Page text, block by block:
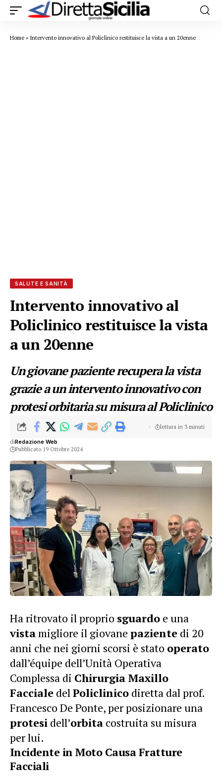
Home » Intervento innovativo al Policlinico restituisce la vista a un 20enne
SALUTE E SANITÀ
Intervento innovativo al
Policlinico restituisce la vista
a un 20enne
Un giovane paziente recupera la vista
grazie a un intervento innovativo con
protesi orbitaria su misura al Policlinico
diRedazione Web
Pubblicato 19 Ottobre 2024
lettura in 3 minuti
Ha ritrovato il proprio sguardo e una
vistamigliore il giovane paziente di 20
anni che nei giorni scorsi è stato operato
dall’équipe dell’Unità Operativa
Complessa di Chirurgia Maxillo
Facciale delPoliclinico diretta dal prof.
Francesco De Ponte, per posizionare una
protesi dell’orbita costruita su misura
per lui.
Incidente in Moto Causa Fratture
Facciali